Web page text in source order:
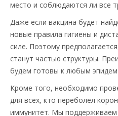
место и соблюдаются ли все
Даже если вакцина будет
новые правила гигиены и
силе. Поэтому
станут частью структуры.
будем готовы к любым
Кроме того, необходимо
для всех, кто переболел
иммунитет. Мы поддерживаем